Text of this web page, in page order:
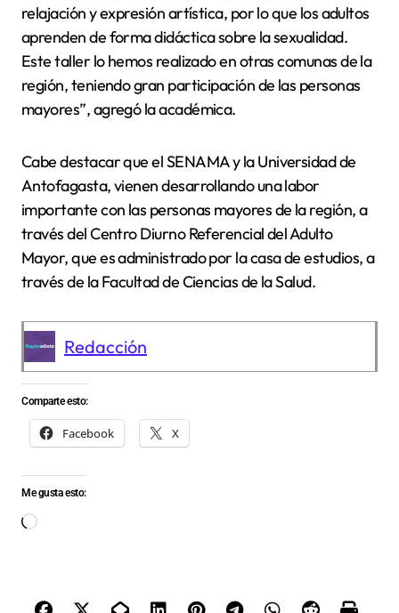
relajación y expresión artística, por lo que los adultos
aprenden de forma didáctica sobre la sexualidad.
Este taller lo hemos realizado en otras comunas de la
región, teniendo gran participación de las personas
mayores”, agregó la académica.
Cabe destacar que el SENAMA y la Universidad de
Antofagasta, vienen desarrollando una labor
importante con las personas mayores de la región, a
través del Centro Diurno Referencial del Adulto
Mayor, que es administrado por la casa de estudios, a
través de la Facultad de Ciencias de la Salud.
Redacción
Comparte esto:
Facebook X
Me gusta esto:
Cargando...